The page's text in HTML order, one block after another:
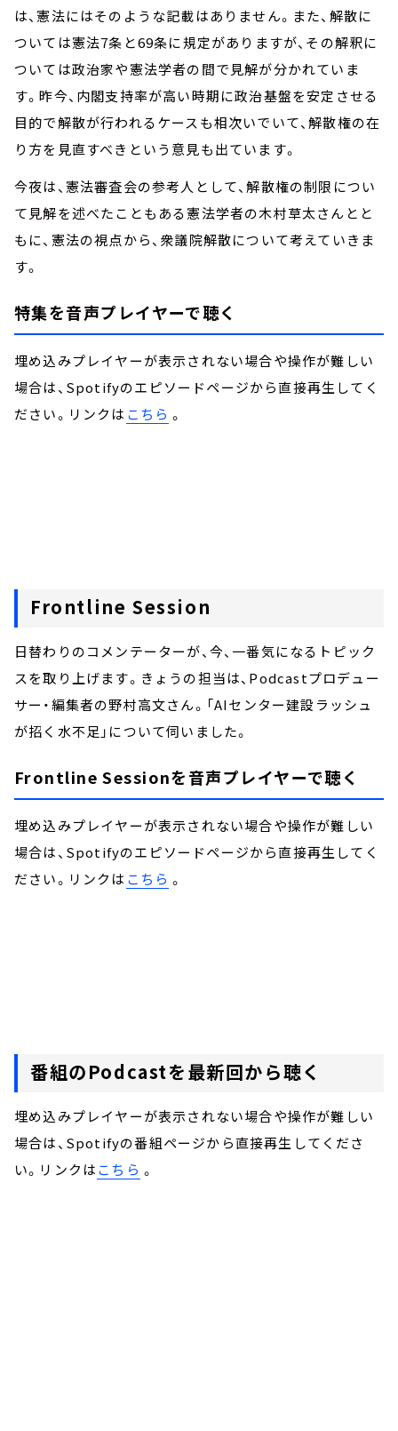
は、憲法にはそのような記載はありません。また、解散に
ついては憲法7条と69条に規定がありますが、その解釈に
ついては政治家や憲法学者の間で見解が分かれていま
す。昨今、内閣支持率が高い時期に政治基盤を安定させる
目的で解散が行われるケースも相次いでいて、解散権の在
り方を見直すべきという意見も出ています。
今夜は、憲法審査会の参考人として、解散権の制限につい
て見解を述べたこともある憲法学者の木村草太さんとと
もに、憲法の視点から、衆議院解散について考えていきま
す。
特集を音声プレイヤーで聴く
埋め込みプレイヤーが表示されない場合や操作が難しい
場合は、Spotifyのエピソードページから直接再生してく
ださい。リンクは こちら 。
Frontline Session
日替わりのコメンテーターが、今、一番気になるトピック
スを取り上げます。きょうの担当は、Podcastプロデュー
サー・編集者の野村高文さん。「AIセンター建設ラッシュ
が招く水不足」について伺いました。
Frontline Sessionを音声プレイヤーで聴く
埋め込みプレイヤーが表示されない場合や操作が難しい
場合は、Spotifyのエピソードページから直接再生してく
ださい。リンクは こちら 。
番組のPodcastを最新回から聴く
埋め込みプレイヤーが表示されない場合や操作が難しい
場合は、Spotifyの番組ページから直接再生してくださ
い。リンクはこちら 。